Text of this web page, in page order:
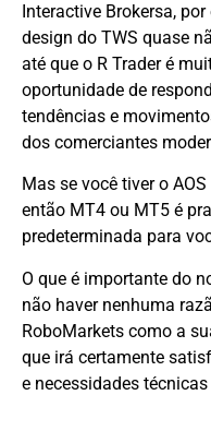
Interactive Brokersa,
design do TWS quase
até que o R Trader é
oportunidade de
tendências e
dos comerciantes
Mas se você tiver o
então MT4 ou MT5 é
predeterminada para
O que é importante do
não haver nenhuma
RoboMarkets como a
que irá certamente
e necessidades